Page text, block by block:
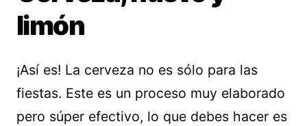
limón
¡Así es! La cerveza no es sólo para las
fiestas. Este es un proceso muy elaborado
pero súper efectivo, lo que debes hacer es